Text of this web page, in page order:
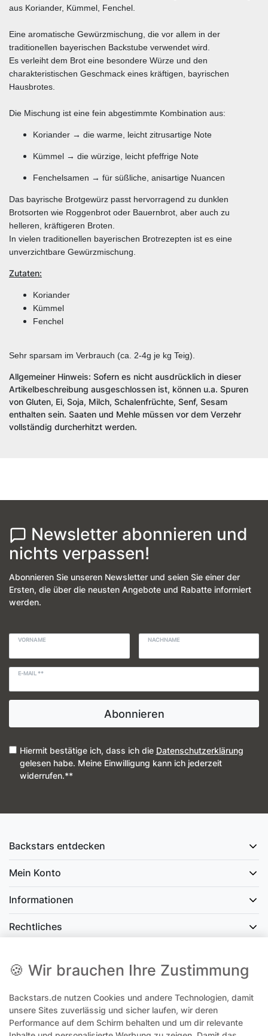
aus Koriander, Kümmel, Fenchel.
Eine aromatische Gewürzmischung, die vor allem in der
traditionellen bayerischen Backstube verwendet wird.
Es verleiht dem Brot eine besondere Würze und den
charakteristischen Geschmack eines kräftigen, bayrischen
Hausbrotes.
Die Mischung ist eine fein abgestimmte Kombination aus:
Koriander → die warme, leicht zitrusartige Note
Kümmel → die würzige, leicht pfeffrige Note
Fenchelsamen → für süßliche, anisartige Nuancen
Das bayrische Brotgewürz passt hervorragend zu dunklen
Brotsorten wie Roggenbrot oder Bauernbrot, aber auch zu
helleren, kräftigeren Broten.
In vielen traditionellen bayerischen Brotrezepten ist es eine
unverzichtbare Gewürzmischung.
Zutaten:
Koriander
Kümmel
Fenchel
Sehr sparsam im Verbrauch (ca. 2-4g je kg Teig).
Allgemeiner Hinweis: Sofern es nicht ausdrücklich in dieser
Artikelbeschreibung ausgeschlossen ist, können u.a. Spuren
von Gluten, Ei, Soja, Milch, Schalenfrüchte, Senf, Sesam
enthalten sein. Saaten und Mehle müssen vor dem Verzehr
vollständig durcherhitzt werden.
Newsletter abonnieren und
nichts verpassen!
Abonnieren Sie unseren Newsletter und seien Sie einer der
Ersten, die über die neusten Angebote und Rabatte informiert
werden.
VORNAME NACHNAME
E-MAIL **
Abonnieren
Hiermit bestätige ich, dass ich die Daten­schutz­erklärung
gelesen habe. Meine Einwilligung kann ich jederzeit
widerrufen.**
Backstars entdecken
Mein Konto
Informationen
Rechtliches
office@backstars.de
Wir antworten Ihnen schnellstmöglich. An Sonn- und Feiertagen kann
es evtl. zu Verzögerungen kommen.
🍪 Wir brauchen Ihre Zustimmung
Backstars.de nutzen Cookies und andere Technologien, damit
unsere Sites zuverlässig und sicher laufen, wir deren
Performance auf dem Schirm behalten und um dir relevante